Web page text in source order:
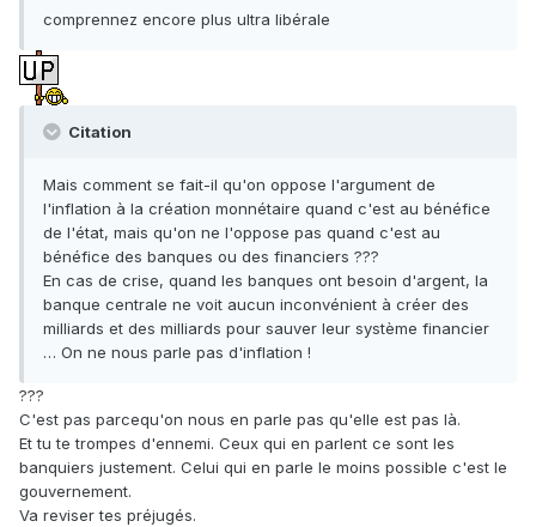
comprennez encore plus ultra libérale
Citation
Mais comment se fait-il qu'on oppose l'argument de
l'inflation à la création monnétaire quand c'est au bénéfice
de l'état, mais qu'on ne l'oppose pas quand c'est au
bénéfice des banques ou des financiers ???
En cas de crise, quand les banques ont besoin d'argent, la
banque centrale ne voit aucun inconvénient à créer des
milliards et des milliards pour sauver leur système financier
… On ne nous parle pas d'inflation !
???
C'est pas parcequ'on nous en parle pas qu'elle est pas là.
Et tu te trompes d'ennemi. Ceux qui en parlent ce sont les
banquiers justement. Celui qui en parle le moins possible c'est le
gouvernement.
Va reviser tes préjugés.